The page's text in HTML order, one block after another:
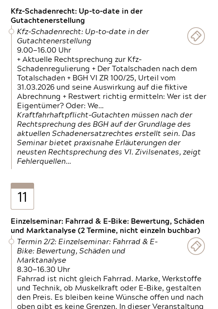
Kfz-Schadenrecht: Up-to-date in der
Gutachtenerstellung
Kfz-Schadenrecht: Up-to-date in der
Gutachtenerstellung
9.00—16.00 Uhr
+ Aktuelle Rechtsprechung zur Kfz-
Schadenregulierung + Der Totalschaden nach dem
Totalschaden + BGH VI ZR 100/25, Urteil vom
31.03.2026 und seine Auswirkung auf die fiktive
Abrechnung + Restwert richtig ermitteln: Wer ist der
Eigentümer? Oder: We…
Kraftfahrhaftpflicht-Gutachten müssen nach der
Rechtsprechung des BGH auf der Grundlage des
aktuellen Schadenersatzrechtes erstellt sein. Das
Seminar bietet praxisnahe Erläuterungen der
neusten Rechtsprechung des VI. Zivilsenates, zeigt
Fehlerquellen…
11
Einzelseminar: Fahrrad & E-Bike: Bewertung, Schäden
und Marktanalyse (2 Termine, nicht einzeln buchbar)
Termin 2/2: Einzelseminar: Fahrrad & E-
Bike: Bewertung, Schäden und
Marktanalyse
8.30—16.30 Uhr
Fahrrad ist nicht gleich Fahrrad. Marke, Werkstoffe
und Technik, ob Muskelkraft oder E-Bike, gestalten
den Preis. Es bleiben keine Wünsche offen und nach
oben gibt es keine Grenzen. In dieser Veranstaltung